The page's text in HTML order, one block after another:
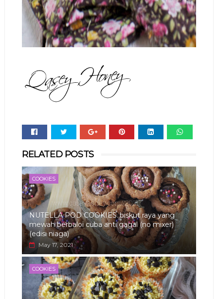
RELATED POSTS
COOKIES
NUTELLA POD COOKIES..biskut raya yang
mewah berbaloi cuba anti gagal (no mixer)
(edisi niaga)
May 17, 2021
COOKIES